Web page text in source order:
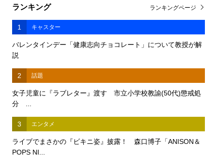
ランキング
1 キャスター
バレンタインデー「健康志向チョコレート」について教授が解
説
2 話題
女子児童に『ラブレター』渡す 市立小学校教諭(50代)懲戒処
分 ...
3 エンタメ
ライブでまさかの『ビキニ姿』披露！ 森口博子「ANISON＆
POPS NI...
ランキングページ